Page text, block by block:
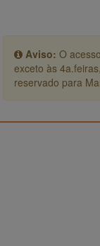
Aviso: O
exceto às
reservado para